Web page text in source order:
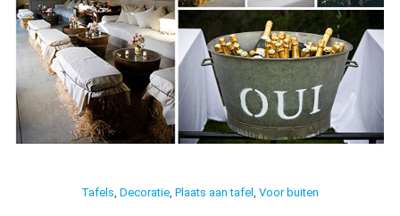
Tafels Decoratie Plaats aan tafel Voor buiten